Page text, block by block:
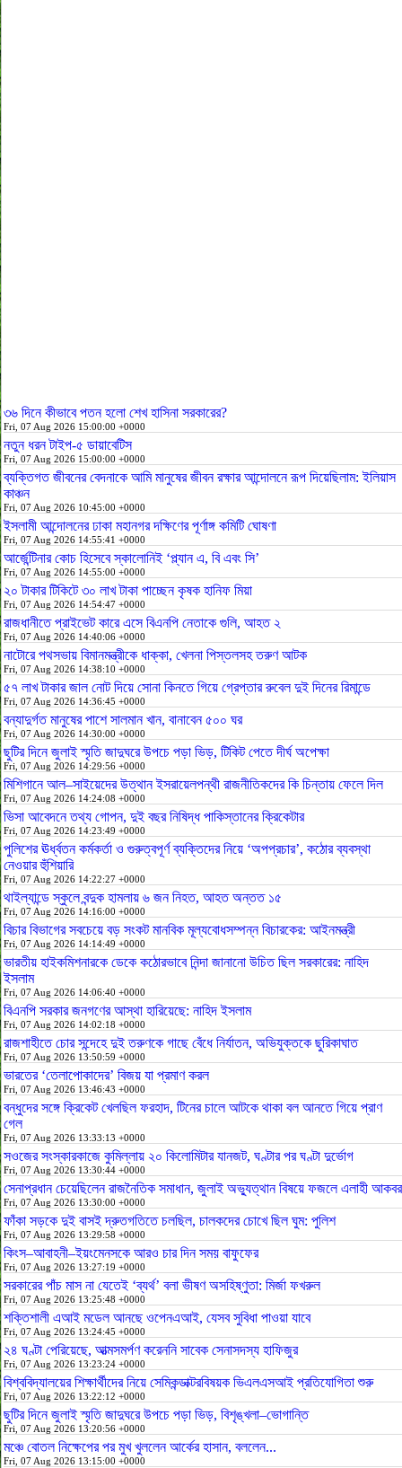
৩৬ দিনে কীভাবে পতন হলো শেখ হাসিনা সরকারের?
Fri, 07 Aug 2026 15:00:00 +0000
নতুন ধরন টাইপ-৫ ডায়াবেটিস
Fri, 07 Aug 2026 15:00:00 +0000
ব্যক্তিগত জীবনের বেদনাকে আমি মানুষের জীবন রক্ষার আন্দোলনে রূপ দিয়েছিলাম: ইলিয়াস
কাঞ্চন
Fri, 07 Aug 2026 10:45:00 +0000
ইসলামী আন্দোলনের ঢাকা মহানগর দক্ষিণের পূর্ণাঙ্গ কমিটি ঘোষণা
Fri, 07 Aug 2026 14:55:41 +0000
আর্জেন্টিনার কোচ হিসেবে স্কালোনিই ‘প্ল্যান এ, বি এবং সি’
Fri, 07 Aug 2026 14:55:00 +0000
২০ টাকার টিকিটে ৩০ লাখ টাকা পাচ্ছেন কৃষক হানিফ মিয়া
Fri, 07 Aug 2026 14:54:47 +0000
রাজধানীতে প্রাইভেট কারে এসে বিএনপি নেতাকে গুলি, আহত ২
Fri, 07 Aug 2026 14:40:06 +0000
নাটোরে পথসভায় বিমানমন্ত্রীকে ধাক্কা, খেলনা পিস্তলসহ তরুণ আটক
Fri, 07 Aug 2026 14:38:10 +0000
৫৭ লাখ টাকার জাল নোট দিয়ে সোনা কিনতে গিয়ে গ্রেপ্তার রুবেল দুই দিনের রিমান্ডে
Fri, 07 Aug 2026 14:36:45 +0000
বন্যাদুর্গত মানুষের পাশে সালমান খান, বানাবেন ৫০০ ঘর
Fri, 07 Aug 2026 14:30:00 +0000
ছুটির দিনে জুলাই স্মৃতি জাদুঘরে উপচে পড়া ভিড়, টিকিট পেতে দীর্ঘ অপেক্ষা
Fri, 07 Aug 2026 14:29:56 +0000
মিশিগানে আল–সাইয়েদের উত্থান ইসরায়েলপন্থী রাজনীতিকদের কি চিন্তায় ফেলে দিল
Fri, 07 Aug 2026 14:24:08 +0000
ভিসা আবেদনে তথ্য গোপন, দুই বছর নিষিদ্ধ পাকিস্তানের ক্রিকেটার
Fri, 07 Aug 2026 14:23:49 +0000
পুলিশের ঊর্ধ্বতন কর্মকর্তা ও গুরুত্বপূর্ণ ব্যক্তিদের নিয়ে ‘অপপ্রচার’, কঠোর ব্যবস্থা
নেওয়ার হুঁশিয়ারি
Fri, 07 Aug 2026 14:22:27 +0000
থাইল্যান্ডে স্কুলে বন্দুক হামলায় ৬ জন নিহত, আহত অন্তত ১৫
Fri, 07 Aug 2026 14:16:00 +0000
বিচার বিভাগের সবচেয়ে বড় সংকট মানবিক মূল্যবোধসম্পন্ন বিচারকের: আইনমন্ত্রী
Fri, 07 Aug 2026 14:14:49 +0000
ভারতীয় হাইকমিশনারকে ডেকে কঠোরভাবে নিন্দা জানানো উচিত ছিল সরকারের: নাহিদ
ইসলাম
Fri, 07 Aug 2026 14:06:40 +0000
বিএনপি সরকার জনগণের আস্থা হারিয়েছে: নাহিদ ইসলাম
Fri, 07 Aug 2026 14:02:18 +0000
রাজশাহীতে চোর সন্দেহে দুই তরুণকে গাছে বেঁধে নির্যাতন, অভিযুক্তকে ছুরিকাঘাত
Fri, 07 Aug 2026 13:50:59 +0000
ভারতের ‘তেলাপোকাদের’ বিজয় যা প্রমাণ করল
Fri, 07 Aug 2026 13:46:43 +0000
বন্ধুদের সঙ্গে ক্রিকেট খেলছিল ফরহাদ, টিনের চালে আটকে থাকা বল আনতে গিয়ে প্রাণ
গেল
Fri, 07 Aug 2026 13:33:13 +0000
সওজের সংস্কারকাজে কুমিল্লায় ২০ কিলোমিটার যানজট, ঘণ্টার পর ঘণ্টা দুর্ভোগ
Fri, 07 Aug 2026 13:30:44 +0000
সেনাপ্রধান চেয়েছিলেন রাজনৈতিক সমাধান, জুলাই অভ্যুত্থান বিষয়ে ফজলে এলাহী আকবর
Fri, 07 Aug 2026 13:30:00 +0000
ফাঁকা সড়কে দুই বাসই দ্রুতগতিতে চলছিল, চালকদের চোখে ছিল ঘুম: পুলিশ
Fri, 07 Aug 2026 13:29:58 +0000
কিংস–আবাহনী–ইয়ংমেনসকে আরও চার দিন সময় বাফুফের
Fri, 07 Aug 2026 13:27:19 +0000
সরকারের পাঁচ মাস না যেতেই ‘ব্যর্থ’ বলা ভীষণ অসহিষ্ণুতা: মির্জা ফখরুল
Fri, 07 Aug 2026 13:25:48 +0000
শক্তিশালী এআই মডেল আনছে ওপেনএআই, যেসব সুবিধা পাওয়া যাবে
Fri, 07 Aug 2026 13:24:45 +0000
২৪ ঘণ্টা পেরিয়েছে, আত্মসমর্পণ করেননি সাবেক সেনাসদস্য হাফিজুর
Fri, 07 Aug 2026 13:23:24 +0000
বিশ্ববিদ্যালয়ের শিক্ষার্থীদের নিয়ে সেমিকন্ডাক্টরবিষয়ক ভিএলএসআই প্রতিযোগিতা শুরু
Fri, 07 Aug 2026 13:22:12 +0000
ছুটির দিনে জুলাই স্মৃতি জাদুঘরে উপচে পড়া ভিড়, বিশৃঙ্খলা–ভোগান্তি
Fri, 07 Aug 2026 13:20:56 +0000
মঞ্চে বোতল নিক্ষেপের পর মুখ খুললেন আর্কের হাসান, বললেন...
Fri, 07 Aug 2026 13:15:00 +0000